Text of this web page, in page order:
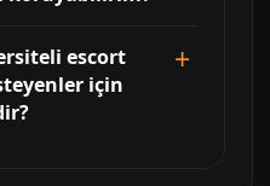
escort
için